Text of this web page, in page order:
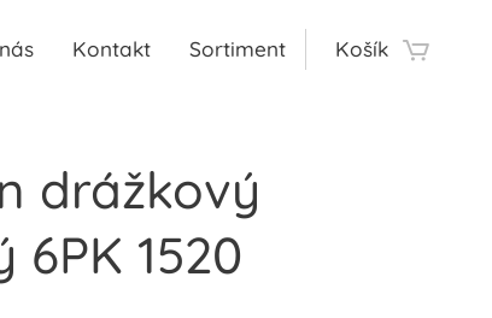
Kontakt Sortiment Košík
drážkový
6PK 1520